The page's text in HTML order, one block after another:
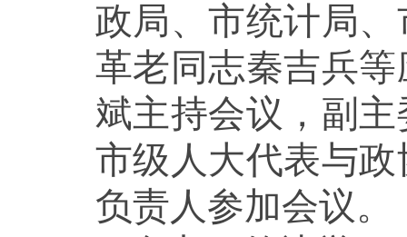
政局、市统计局
革老同志秦吉兵
斌主持会议，副
市级人大代表与
负责人参加会议。